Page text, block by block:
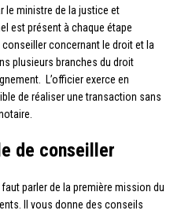
le ministre de la justice et
est présent à chaque étape
concernant le droit et la
plusieurs branches du droit
L’officier exerce en
de réaliser une transaction sans
de conseiller
parler de la première mission du
Il vous donne des conseils